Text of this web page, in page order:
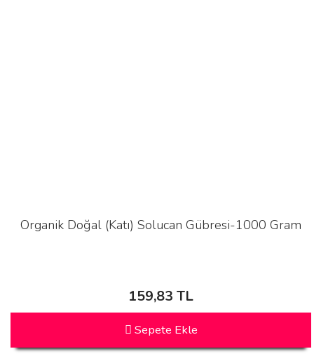
Organik Doğal (Katı) Solucan Gübresi-1000 Gram
159,83 TL
Sepete Ekle